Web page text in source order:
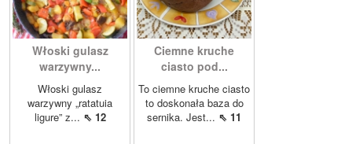
Włoski gulasz
warzywny...
Włoski gulasz
warzywny „ratatuia
ligure” z... ⇖ 12
Ciemne kruche
ciasto pod...
To ciemne kruche ciasto
to doskonała baza do
sernika. Jest... ⇖ 11